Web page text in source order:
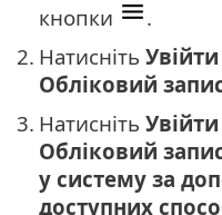
кнопки
.
2. Натисніть Увійти
Обліковий
3. Натисніть Увійти
Обліковий запис
у систему за
доступних